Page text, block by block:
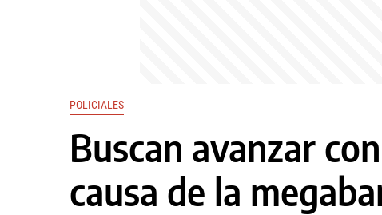
POLICIALES
Buscan avanzar
causa de la